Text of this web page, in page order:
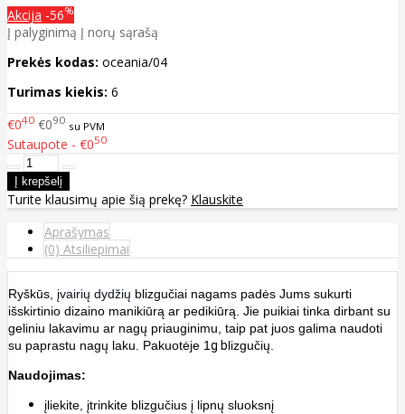
Akcija -56%
Į palyginimą Į norų sąrašą
Prekės kodas: oceania/04
Turimas kiekis: 6
€040 €090 su PVM
Sutaupote - €050
Turite klausimų apie šią prekę? Klauskite
Aprašymas
(0) Atsiliepimai
Ryškūs, įvairių dydžių blizgučiai nagams padės Jums sukurti
išskirtinio dizaino manikiūrą ar pedikiūrą. Jie puikiai tinka dirbant su
geliniu lakavimu ar nagų priauginimu, taip pat juos galima naudoti
su paprastu nagų laku. Pakuotėje 1g blizgučių.
Naudojimas:
įliekite, įtrinkite blizgučius į lipnų sluoksnį